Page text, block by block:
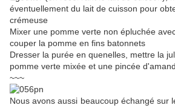
éventuellement du lait de cuisson pour
crémeuse
Mixer une pomme verte non épluchée
couper la pomme en fins batonnets
Dresser la purée en quenelles, mettre la
pomme verte mixée et une pincée
~~~
Nous avons aussi beaucoup échangé sur